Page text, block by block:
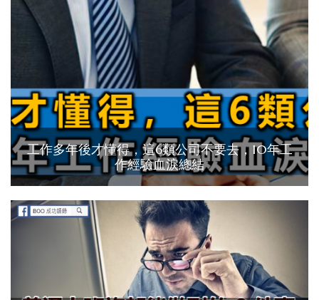
工作多年後才懂得，這6類公司不要去，10年工
作經驗血淚總結